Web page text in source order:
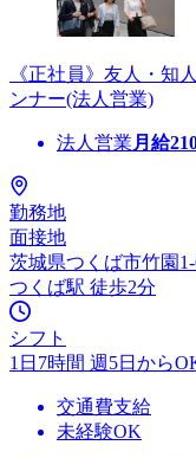
《正社員》友人・知
ンナー(法人営業)
法人営業 月給
勤務地
面接地
茨城県つくば市竹園
つくば駅 徒歩2分
シフト
1日7時間 週5日から
交通費支給
未経験OK